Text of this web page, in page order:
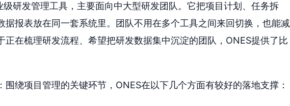
级研发管理工具，主要面向中大型研发团队。它把项目计划、任务拆
据报表放在同一套系统里。团队不用在多个工具之间来回切换，也能减
正在梳理研发流程、希望把研发数据集中沉淀的团队，ONES提供了比
：围绕项目管理的关键环节，ONES在以下几个方面有较好的落地支撑：